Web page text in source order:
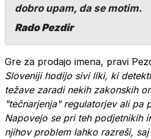
dobro upam, da se motim.
Rado Pezdir
Gre za prodajo imena, pravi
Sloveniji hodijo sivi liki, ki
težave zaradi nekih zakonskih
"tečnarjenja" regulatorjev ali pa
Napovejo se pri teh podjetnikih
njihov problem lahko razreši,